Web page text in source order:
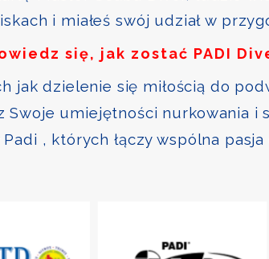
i miałeś swój udział w
się, jak zostać PADI
jak dzielenie się miłością do
Swoje umiejętności nurkowania i
, których łączy wspólna